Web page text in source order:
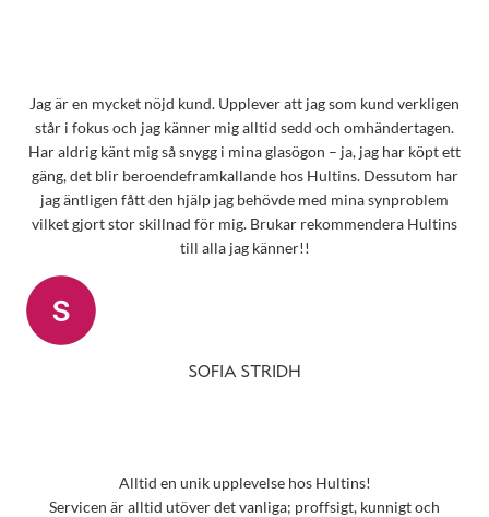
Jag är en mycket nöjd kund. Upplever att jag som kund verkligen
står i fokus och jag känner mig alltid sedd och omhändertagen.
Har aldrig känt mig så snygg i mina glasögon – ja, jag har köpt ett
gäng, det blir beroendeframkallande hos Hultins. Dessutom har
jag äntligen fått den hjälp jag behövde med mina synproblem
vilket gjort stor skillnad för mig. Brukar rekommendera Hultins
till alla jag känner!!
SOFIA STRIDH
Alltid en unik upplevelse hos Hultins!
Servicen är alltid utöver det vanliga; proffsigt, kunnigt och